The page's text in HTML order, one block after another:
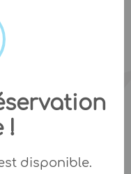
!
disponible.